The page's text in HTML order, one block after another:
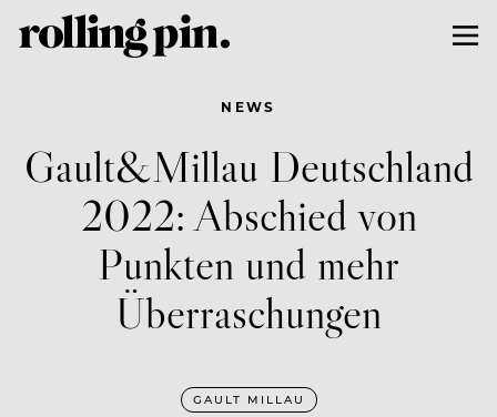
NEWS
Gault&Millau Deutschland
2022: Abschied von
Punkten und mehr
Überraschungen
GAULT MILLAU